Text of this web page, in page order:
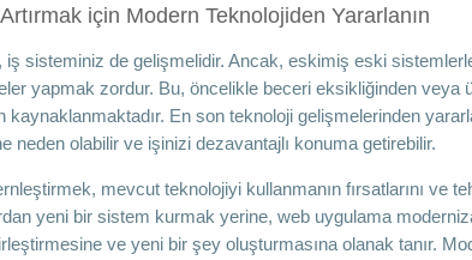
için Modern Teknolojiden Yararlanın
iş sisteminiz de gelişmelidir. Ancak, eskimiş eski
yapmak zordur. Bu, öncelikle beceri eksikliğinden veya
kaynaklanmaktadır. En son teknoloji gelişmelerinden
neden olabilir ve işinizi dezavantajlı konuma getirebilir.
mevcut teknolojiyi kullanmanın fırsatlarını ve
yeni bir sistem kurmak yerine, web uygulama
ve yeni bir şey oluşturmasına olanak tanır.